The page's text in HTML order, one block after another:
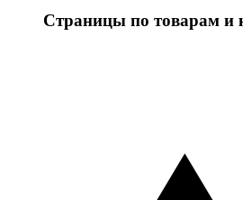
Страницы по товарам и